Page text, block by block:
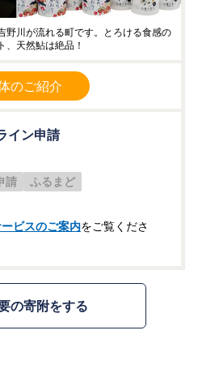
野川が流れる町です。とろける食感の
、天然鮎は絶品！
のご紹介
イン申請
請
ふるまど
ビスのご案内をご覧くださ
の寄附をする